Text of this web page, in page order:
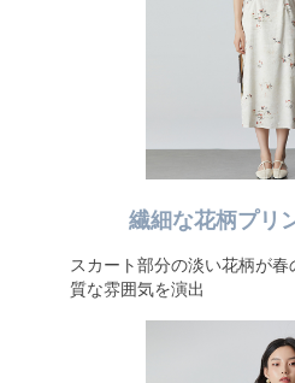
繊細な花柄プリ
スカート部分の淡い花柄が
質な雰囲気を演出